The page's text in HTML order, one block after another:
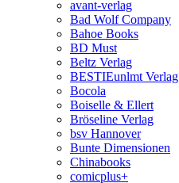
avant-verlag
Bad Wolf Company
Bahoe Books
BD Must
Beltz Verlag
BESTIEunlmt Verlag
Bocola
Boiselle & Ellert
Bröseline Verlag
bsv Hannover
Bunte Dimensionen
Chinabooks
comicplus+